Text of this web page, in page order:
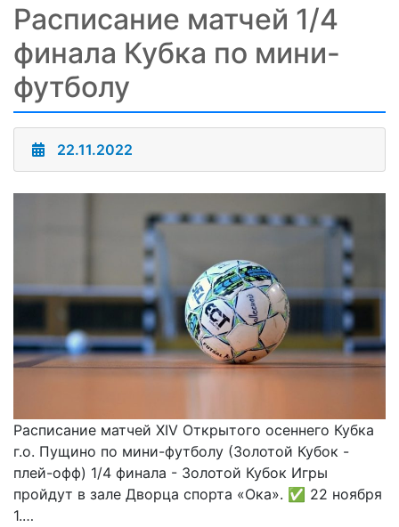
Расписание матчей 1/4
финала Кубка по мини-
футболу
22.11.2022
Расписание матчей XIV Открытого осеннего Кубка
г.о. Пущино по мини-футболу (Золотой Кубок -
плей-офф) 1/4 финала - Золотой Кубок Игры
пройдут в зале Дворца спорта «Ока». ✅ 22 ноября
1.…